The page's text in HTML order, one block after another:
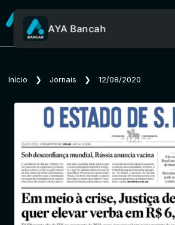
Sobre o Aya
AYA Bancah
Início ❯ Jornais ❯ 12/08/2020